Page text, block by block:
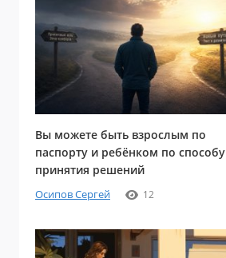
Вы можете быть взрослым по
паспорту и ребёнком по способу
принятия решений
Осипов Сергей 12